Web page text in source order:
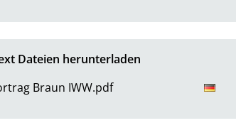
Dateien herunterladen
Braun IWW.pdf